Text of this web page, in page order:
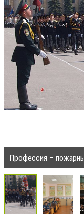
Профессия –